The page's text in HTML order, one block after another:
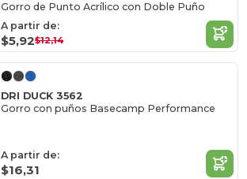
Gorro de Punto Acrílico con Doble Puño
A partir de:
$5,92$12,14
DRI DUCK 3562
Gorro con puños Basecamp Performance
A partir de:
$16,31